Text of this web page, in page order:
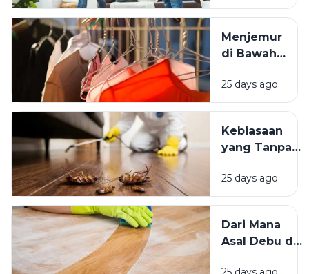
Lingkungan
Tinggal yang
Bersih
Kesejahteraan
Kita?
Menjemur
di Bawah
atau Di
Tempat
Mana yang
Lebih
25 days ago
Kebiasaan
yang Tanpa
Mengundang
Kecoak,
Hama
Lainnya Ke
25 days ago
Dari Mana
Asal Debu di